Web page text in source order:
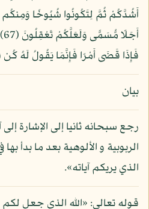
أَشُدَّكُمْ ثُمَّ لِتَكُونُوا شُيُوخًا وَمِنكُم
فَإِذَا قَضَى أَمْرًا فَإِنَّمَا يَقُولُ لَهُ كُن
بيان
رجع سبحانه ثانيا إلى الإشارة
الربوبية و الألوهية بعد ما بدأ
الذي يريكم آياته».
قوله تعالى: «الله الذي جعل لكم